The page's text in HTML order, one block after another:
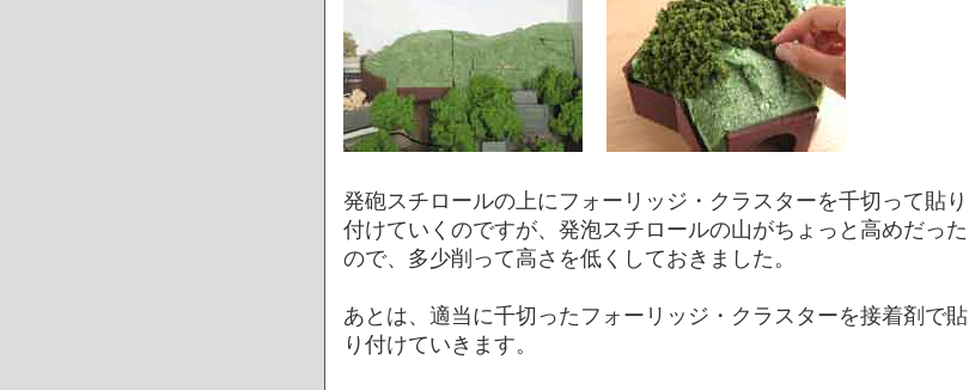
発砲スチロールの上にフォーリッジ・クラスターを千切って貼り
付けていくのですが、発泡スチロールの山がちょっと高めだった
ので、多少削って高さを低くしておきました。
あとは、適当に千切ったフォーリッジ・クラスターを接着剤で貼
り付けていきます。